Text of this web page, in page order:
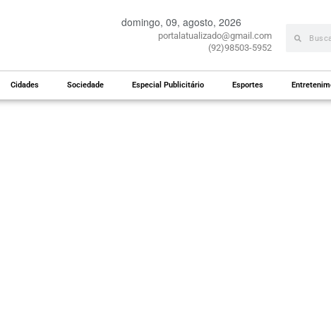
domingo, 09, agosto, 2026
portalatualizado@gmail.com
(92)98503-5952
Cidades Sociedade Especial Publicitário Esportes